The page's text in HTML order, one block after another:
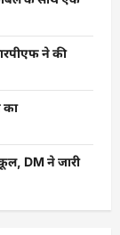
ने की
का
DM ने जारी